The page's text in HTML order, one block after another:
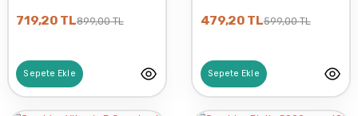
719,20 TL899,00 TL
Sepete Ekle
479,20 TL599,00 TL
Sepete Ekle